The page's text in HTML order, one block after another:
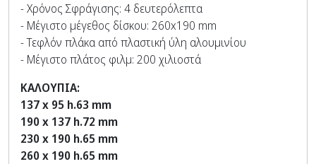
- Χρόνος Σφράγισης: 4 δευτερόλεπτα
- Μέγιστο μέγεθος δίσκου: 260x190 mm
- Τεφλόν πλάκα από πλαστική ύλη αλουμινίου
- Μέγιστο πλάτος φιλμ: 200 χιλιοστά
ΚΑΛΟΥΠΙΑ:
137 x 95 h.63 mm
190 x 137 h.72 mm
230 x 190 h.65 mm
260 x 190 h.65 mm